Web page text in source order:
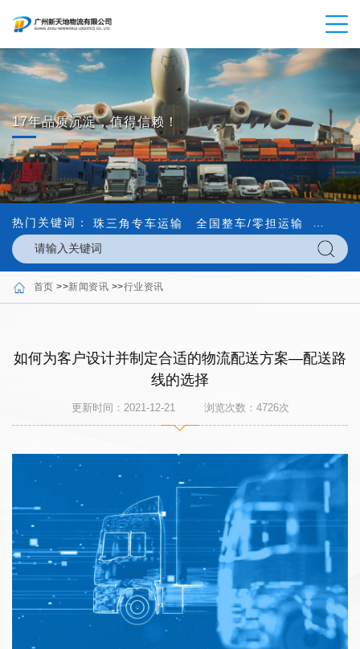
17年品质沉淀，值得信赖！
热门关键词： 珠三角专车运输 全国整车/零担运输 内外贸
首页 >>新闻资讯 >>行业资讯
如何为客户设计并制定合适的物流配送方案—配送路
线的选择
更新时间：2021-12-21 浏览次数： 4726次